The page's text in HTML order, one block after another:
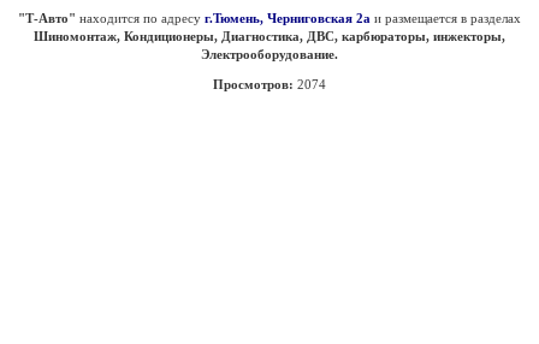
"Т-Авто" находится по адресу г.Тюмень, Черниговская 2а и размещается в разделах
Шиномонтаж, Кондиционеры, Диагностика, ДВС, карбюраторы, инжекторы,
Электрооборудование.
Просмотров: 2074